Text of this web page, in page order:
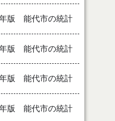
版 能代市の統計
版 能代市の統計
版 能代市の統計
版 能代市の統計